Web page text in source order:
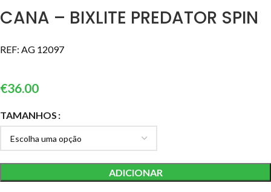
CANA – BIXLITE PREDATOR SPIN
REF: AG 12097
€36.00
TAMANHOS
ADICIONAR